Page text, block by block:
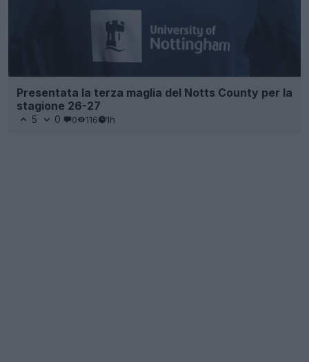
Presentata la terza maglia del Notts County per la
stagione 26-27
5 0 0 116 1h